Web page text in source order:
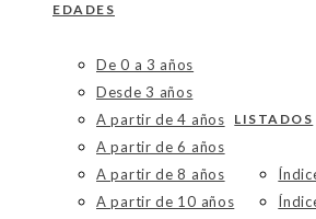
EDADES
De 0 a 3 años
Desde 3 años
A partir de 4 años
A partir de 6 años
A partir de 8 años
A partir de 10 años
LISTADOS